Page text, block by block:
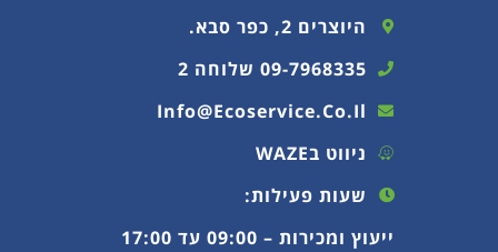
היוצרים 2, כפר סבא.
09-7968335 שלוחה 2
Info@ecoservice.co.il
ניווט בWAZE
שעות פעילות:
ייעוץ ומכירות – 09:00 עד 17:00